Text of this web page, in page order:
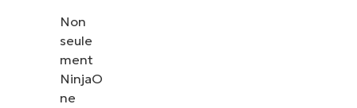
Non
seule
ment
NinjaO
ne